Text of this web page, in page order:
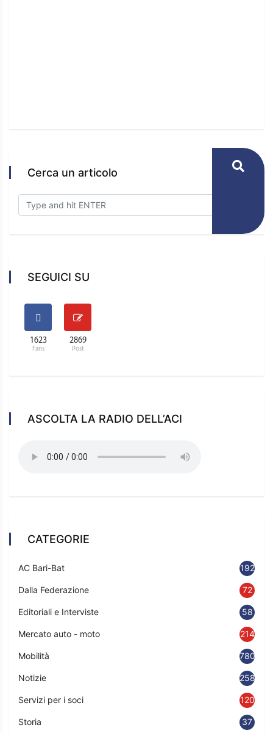
Cerca un articolo
SEGUICI SU
1623
Fans
2869
Post
ASCOLTA LA RADIO DELL’ACI
CATEGORIE
AC Bari-Bat 192
Dalla Federazione 72
Editoriali e Interviste 58
Mercato auto - moto 214
Mobilità 780
Notizie 2583
Servizi per i soci 120
Storia 37